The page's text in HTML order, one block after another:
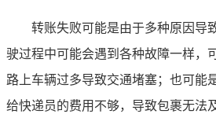
转账失败可能是由于多种原因导
驶过程中可能会遇到各种故障一样，
路上车辆过多导致交通堵塞；也可能
给快递员的费用不够，导致包裹无法